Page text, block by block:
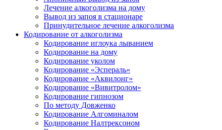
Лечение алкоголизма на дому
Вывод из запоя в стационаре
Принудительное лечение алкоголизма
Кодирование от алкоголизма
Кодирование иглоука лыванием
Кодирование на дому
Кодирование уколом
Кодирование «Эспераль»
Кодирование «Аквилонг»
Кодирование «Вивитролом»
Кодирование гипнозом
По методу Довженко
Кодирование Алгоминалом
Кодирование Налтрексоном